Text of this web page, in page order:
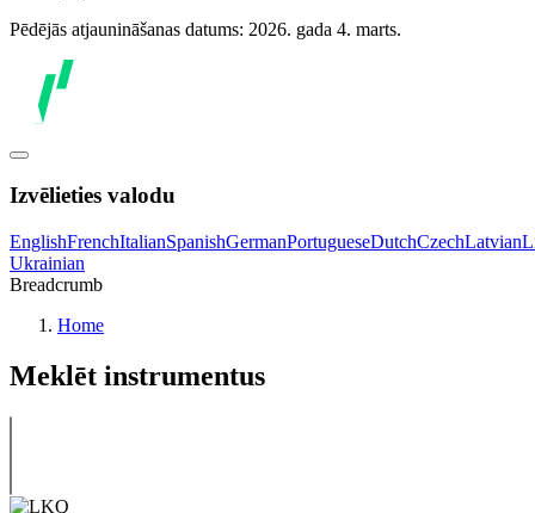
Pēdējās atjaunināšanas datums: 2026. gada 4. marts.
Izvēlieties valodu
EnglishFrenchItalianSpanishGermanPortugueseDutchCzechLatvian
Ukrainian
Breadcrumb
Home
Meklēt instrumentus